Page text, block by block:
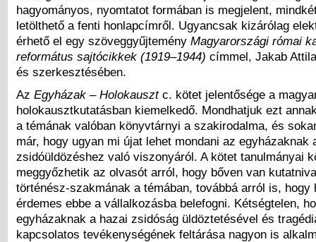
hagyományos, nyomtatot formában is megjelent,
letölthető a fenti honlapcímről. Ugyancsak kizárólag
érhető el egy szöveggyűjtemény Magyarországi római
református sajtócikkek (1919‒1944) címmel, Jakab
és szerkesztésében.
Az Egyházak – Holokausztc. kötet jelentősége a
holokausztkutatásban kiemelkedő. Mondhatjuk ezt
a témának valóban könyvtárnyi a szakirodalma, és
már, hogy ugyan mi újat lehet mondani az egyházaknak
zsidóüldözéshez való viszonyáról. A kötet tanulmányai
meggyőzhetik az olvasót arról, hogy bőven van
történész-szakmának a témában, továbbá arról is, hogy
érdemes ebbe a vállalkozásba belefogni. Kétségtelen,
egyházaknak a hazai zsidóság üldöztetésével és
kapcsolatos tevékenységének feltárása nagyon is